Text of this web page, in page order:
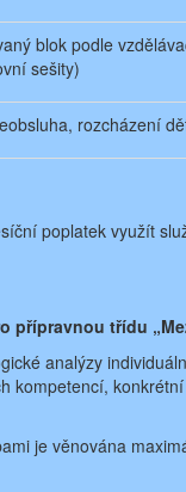
blok podle
sešity)
rozcházení
poplatek využít
přípravnou třídu
analýzy
kompetencí,
je věnována